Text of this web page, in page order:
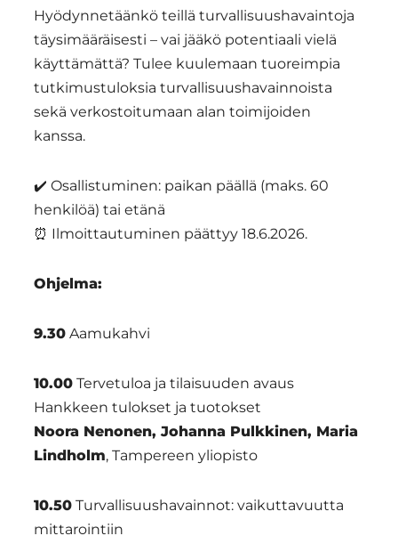
Hyödynnetäänkö teillä turvallisuushavaintoja
täysimääräisesti – vai jääkö potentiaali vielä
käyttämättä? Tulee kuulemaan tuoreimpia
tutkimustuloksia turvallisuushavainnoista
sekä verkostoitumaan alan toimijoiden
kanssa.
✔️ Osallistuminen: paikan päällä (maks. 60
henkilöä) tai etänä
⏰ Ilmoittautuminen päättyy 18.6.2026.
Ohjelma:
9.30 Aamukahvi
10.00 Tervetuloa ja tilaisuuden avaus
Hankkeen tulokset ja tuotokset
Noora Nenonen, Johanna Pulkkinen, Maria
Lindholm, Tampereen yliopisto
10.50 Turvallisuushavainnot: vaikuttavuutta
mittarointiin